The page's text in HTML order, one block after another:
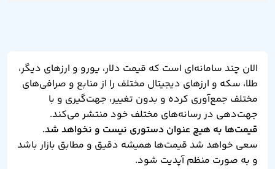
الان چند سامانه‌ای است که قیمت دلار، یورو و ارزهای دیگر،
طلا، سکه و ارزهای دیجیتال مختلف را از منابع و صرافی‌های
مختلف جمع‌آوری کرده و بدون تغییر، جهت‌گیری و با
جهت‌دهی در رسانه‌های مختلف خود منتشر می‌کند.
قیمت‌ها به هیچ عنوان دستوری نیست و نخواهد شد.
سعی خواهد شد قیمت‌ها همیشه دقیق و مطابق بازار باشد
و به صورت منظم آپدیت شود.